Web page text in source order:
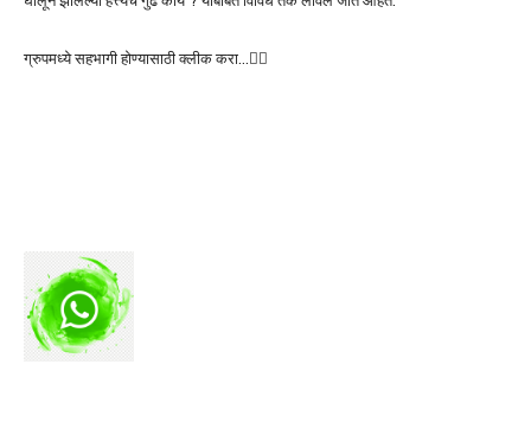
ग्रुपमध्ये सहभागी होण्यासाठी क्लीक करा…👆🏻